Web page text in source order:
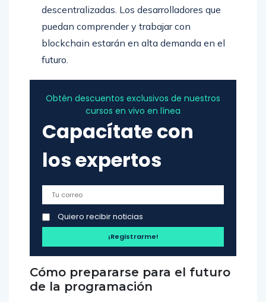
descentralizadas. Los desarrolladores que
puedan comprender y trabajar con
blockchain estarán en alta demanda en el
futuro.
Obtén descuentos exclusivos de nuestros
cursos en vivo en línea
Capacítate con
los expertos
Quiero recibir noticias
Cómo prepararse para el futuro
de la programación